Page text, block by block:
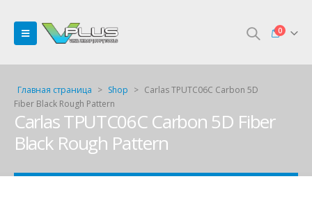
0
Главная страница > Shop > Carlas TPUTC06C Carbon 5D
Fiber Black Rough Pattern
Carlas TPUTC06C Carbon 5D Fiber
Black Rough Pattern